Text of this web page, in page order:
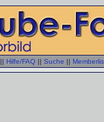
|| Hilfe/FAQ || Suche ||